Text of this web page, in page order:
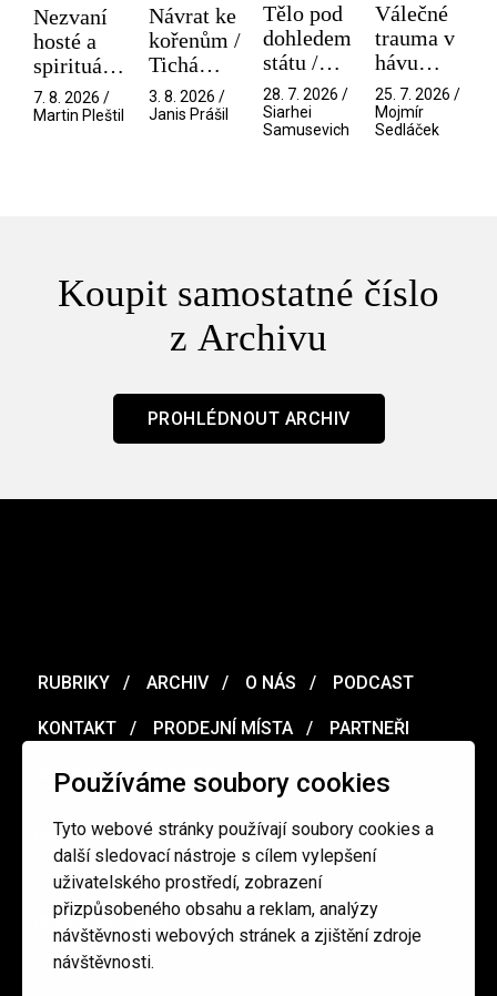
Používáme soubory cookies
Tyto webové stránky používají soubory cookies a
další sledovací nástroje s cílem vylepšení
uživatelského prostředí, zobrazení
přizpůsobeného obsahu a reklam, analýzy
návštěvnosti webových stránek a zjištění zdroje
návštěvnosti.
Nezvaní
hosté a
spirituální
narušitelé
z vesmíru
7. 8. 2026 /
Martin Pleštil
Návrat ke
kořenům /
Tichá
přítelkyně
3. 8. 2026 /
Janis Prášil
Tělo pod
dohledem
státu /
Pramen
28. 7. 2026 /
Siarhei
Samusevich
Válečné
trauma v
hávu
spektáklu
/ Odyssea
25. 7. 2026 /
Mojmír
Sedláček
Koupit samostatné číslo
z Archivu
PROHLÉDNOUT ARCHIV
RUBRIKY ARCHIV O NÁS PODCAST
KONTAKT PRODEJNÍ MÍSTA PARTNEŘI
MERCH VOUCHER
Ochrana osobních údajů / Obchodní podmínky
redakce@cinepur.cz